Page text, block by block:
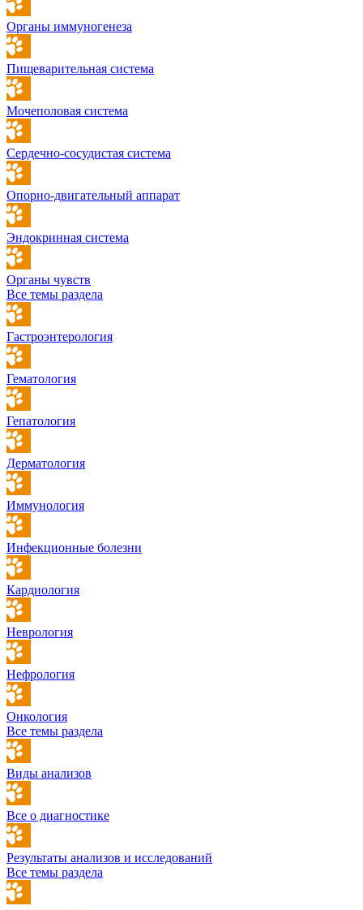
Органы иммуногенеза
Пищеварительная система
Мочеполовая система
Сердечно-сосудистая система
Опорно-двигательный аппарат
Эндокринная система
Органы чувств
Все темы раздела
Гастроэнтерология
Гематология
Гепатология
Дерматология
Иммунология
Инфекционные болезни
Кардиология
Неврология
Нефрология
Онкология
Все темы раздела
Виды анализов
Все о диагностике
Результаты анализов и исследований
Все темы раздела